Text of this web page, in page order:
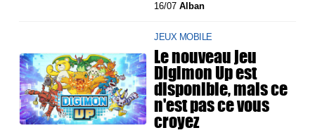
16/07Alban
JEUX MOBILE
Le nouveau jeu
Digimon Up est
disponible, mais ce
n'est pas ce vous
croyez